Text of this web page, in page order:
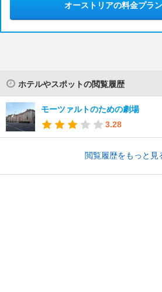
オーストリアの料金プラ
ホテルやスポットの閲覧履歴
モーツァルトのための劇場
3.28
閲覧履歴をもっと見